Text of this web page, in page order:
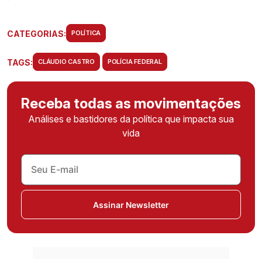
CATEGORIAS: POLÍTICA
TAGS: CLÁUDIO CASTRO POLÍCIA FEDERAL
Receba todas as movimentações
Análises e bastidores da política que impacta sua
vida
Assinar Newsletter